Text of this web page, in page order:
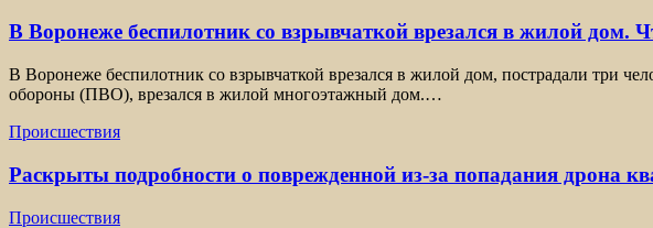
В Воронеже беспилотник со взрывчаткой врезался в жилой дом.
В Воронеже беспилотник со взрывчаткой врезался в жилой дом, пострадали три
обороны (ПВО), врезался в жилой многоэтажный дом.…
Происшествия
Раскрыты подробности о поврежденной из-за попадания дрона
Происшествия